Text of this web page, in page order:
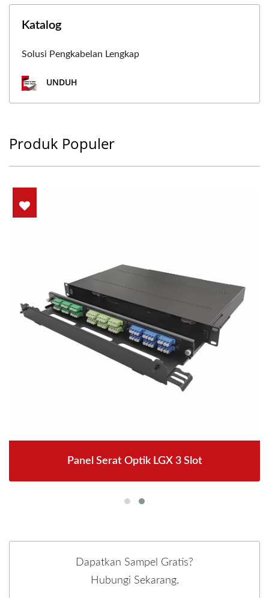
Katalog
Solusi Pengkabelan Lengkap
UNDUH
Produk Populer
Panel Serat Optik LGX 3 Slot
Dapatkan Sampel Gratis?
Hubungi Sekarang.